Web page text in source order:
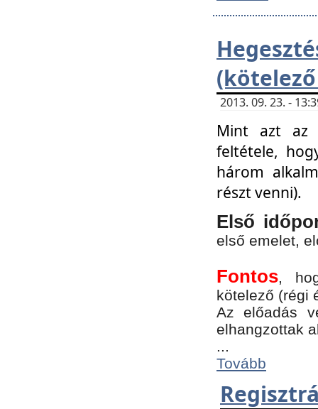
2013. 09. 23. -
Mint azt az
feltétele,
három
részt venni).
Első
első emelet,
Fontos,
kötelező (régi
Az előadás
elhangzottak
...
Tovább